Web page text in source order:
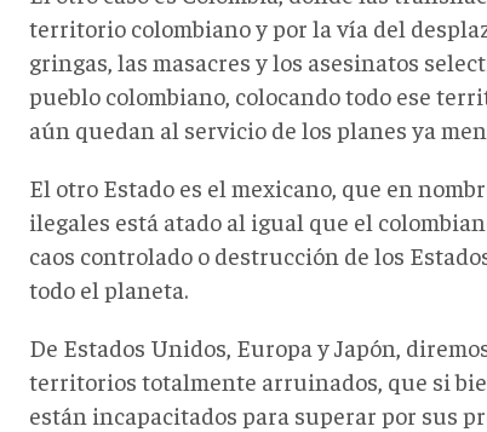
territorio colombiano y por la vía del
gringas, las masacres y los asesinatos
pueblo colombiano, colocando todo ese
aún quedan al servicio de los planes ya
El otro Estado es el mexicano, que en
ilegales está atado al igual que el
caos controlado o destrucción de los
todo el planeta.
De Estados Unidos, Europa y Japón,
territorios totalmente arruinados, que si
están incapacitados para superar por sus